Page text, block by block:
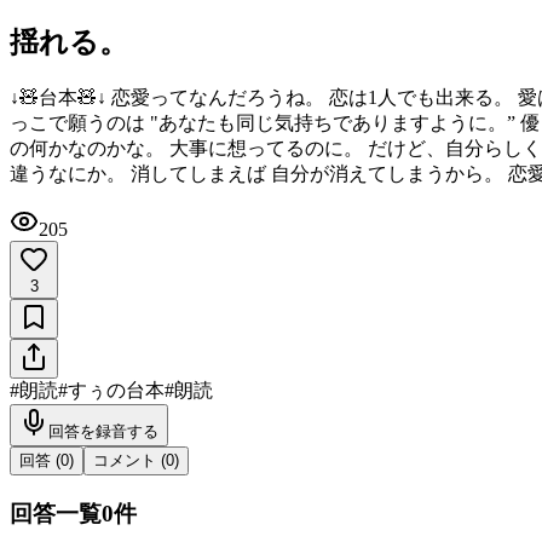
揺れる。
↓🧸台本🧸↓ 恋愛ってなんだろうね。 恋は1人でも出来る。
っこで願うのは "あなたも同じ気持ちでありますように。”
の何かなのかな。 大事に想ってるのに。 だけど、自分らし
違うなにか。 消してしまえば 自分が消えてしまうから。
205
3
#朗読#すぅの台本#朗読
回答を録音する
回答 (0) コメント (0)
回答一覧0件